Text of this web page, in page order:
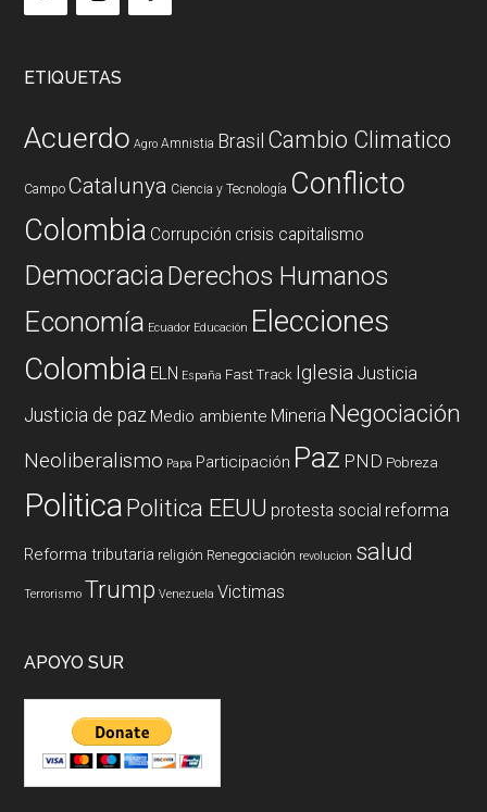
ETIQUETAS
Acuerdo Agro Amnistia Brasil Cambio Climatico
Campo Catalunya Ciencia y Tecnología Conflicto
Colombia Corrupción crisis capitalismo
DemocraciaDerechos Humanos
Economía Ecuador Educación Elecciones
Colombia ELN España Fast Track Iglesia Justicia
Justicia de paz Medio ambiente Mineria Negociación
Neoliberalismo Papa Participación Paz PND Pobreza
PoliticaPolitica EEUU protesta social reforma
Reforma tributaria religión Renegociación revolucion salud
Terrorismo Trump Venezuela Victimas
APOYO SUR